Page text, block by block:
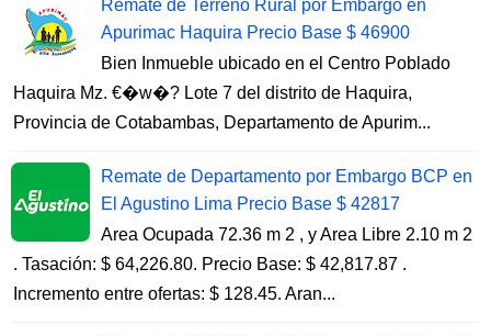
Remate de Terreno Rural por Embargo en
Apurimac Haquira Precio Base $ 46900
Bien Inmueble ubicado en el Centro Poblado
Haquira Mz. €�w�? Lote 7 del distrito de Haquira,
Provincia de Cotabambas, Departamento de Apurim...
Remate de Departamento por Embargo BCP en
El Agustino Lima Precio Base $ 42817
Area Ocupada 72.36 m 2 , y Area Libre 2.10 m 2
. Tasación: $ 64,226.80. Precio Base: $ 42,817.87 .
Incremento entre ofertas: $ 128.45. Aran...